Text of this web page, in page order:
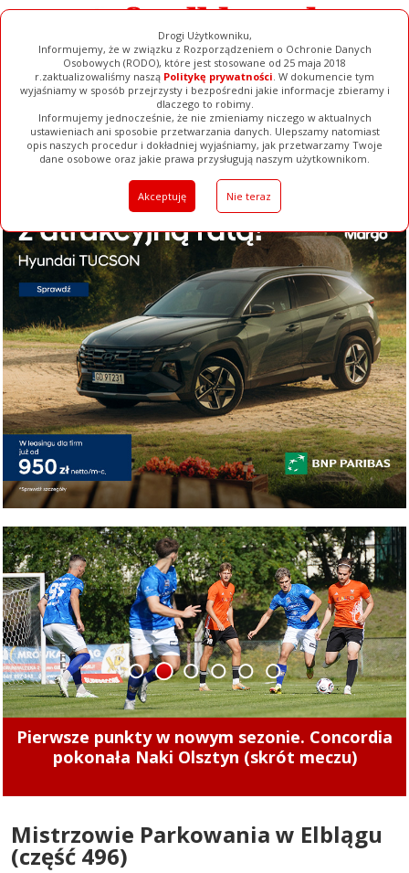
Drogi Użytkowniku,
Informujemy, że w związku z Rozporządzeniem o Ochronie Danych
Osobowych (RODO), które jest stosowane od 25 maja 2018
r.zaktualizowaliśmy naszą Politykę prywatności. W dokumencie tym
wyjaśniamy w sposób przejrzysty i bezpośredni jakie informacje zbieramy i
dlaczego to robimy.
Informujemy jednocześnie, że nie zmieniamy niczego w aktualnych
ustawieniach ani sposobie przetwarzania danych. Ulepszamy natomiast
opis naszych procedur i dokładniej wyjaśniamy, jak przetwarzamy Twoje
dane osobowe oraz jakie prawa przysługują naszym użytkownikom.
Akceptuję Nie teraz
Ogłoszenia Filmy Galerie Baza Firm Pełna Wersja
Tak zarabiają szefowie miejskich spółek.
Zajrzeliśmy do ich oświadczeń majątkowych
1 2 3 4 5 6
Mistrzowie Parkowania w Elblągu
(część 496)